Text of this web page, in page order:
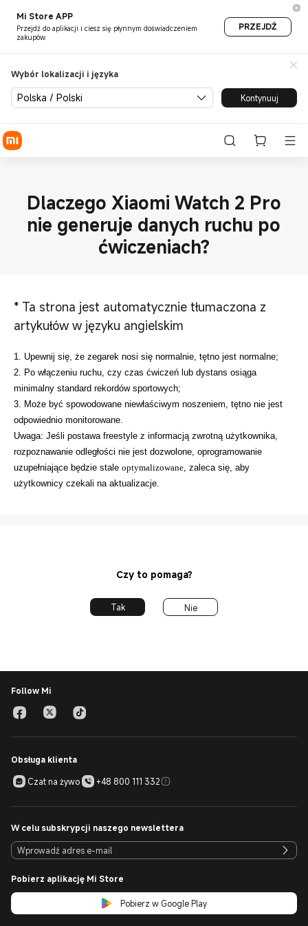
Mi Store APP
Przejdź do aplikacji i ciesz się płynnym doświadczeniem
zakupów.
PRZEJDŹ
Wybór lokalizacji i języka
Polska / Polski Kontynuuj
Dlaczego Xiaomi Watch 2 Pro
nie generuje danych ruchu po
ćwiczeniach?
* Ta strona jest automatycznie tłumaczona z
artykułów w języku angielskim
1. Upewnij się, że zegarek nosi się normalnie, tętno jest normalne;
2. Po włączeniu ruchu, czy czas ćwiczeń lub dystans osiąga
minimalny standard rekordów sportowych;
3. Może być spowodowane niewłaściwym noszeniem, tętno nie jest
odpowiednio monitorowane.
Uwaga: Jeśli postawa freestyle z informacją zwrotną użytkownika,
rozpoznawanie odległości nie jest dozwolone, oprogramowanie
uzupełniające będzie stale optymalizowane, zaleca się, aby
użytkownicy czekali na aktualizacje.
Czy to pomaga?
Tak Nie
Follow Mi
Obsługa klienta
Czat na żywo
+48 800 111 332
W celu subskrypcji naszego newslettera
Pobierz aplikację Mi Store
Pobierz w Google Play